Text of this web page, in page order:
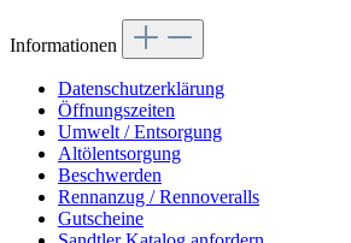
Informationen
Datenschutzerklärung
Öffnungszeiten
Umwelt / Entsorgung
Altölentsorgung
Beschwerden
Rennanzug / Rennoveralls
Gutscheine